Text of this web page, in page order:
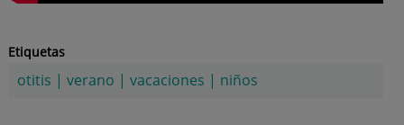
Etiquetas
otitis | verano | vacaciones | niños